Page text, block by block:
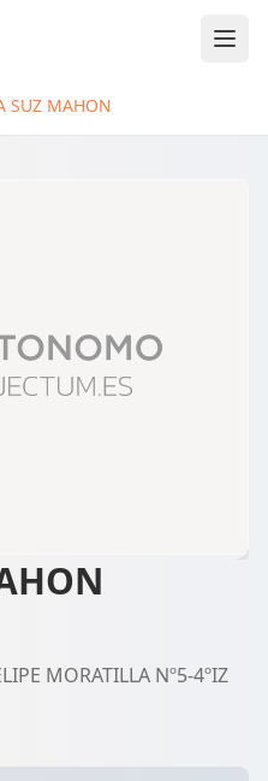
SUZ MAHON
MORATILLA Nº5-4ºIZ